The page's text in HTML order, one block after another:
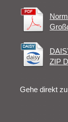
ZIP
Gehe direkt zu